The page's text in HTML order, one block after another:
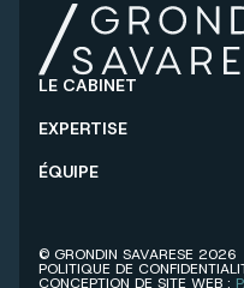
LE CABINET
EXPERTISE
ÉQUIPE
© GRONDIN SAVARESE 2026
POLITIQUE DE
CONCEPTION DE SITE WEB :